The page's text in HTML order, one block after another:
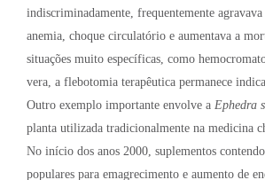
indiscriminadamente, frequentemente
anemia, choque circulatório e aumentava a
situações muito específicas, como
vera, a flebotomia terapêutica permanece
Outro exemplo importante envolve a Ephedra
planta utilizada tradicionalmente na medicina
No início dos anos 2000, suplementos
populares para emagrecimento e aumento de